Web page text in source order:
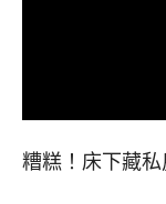
糟糕！床下藏